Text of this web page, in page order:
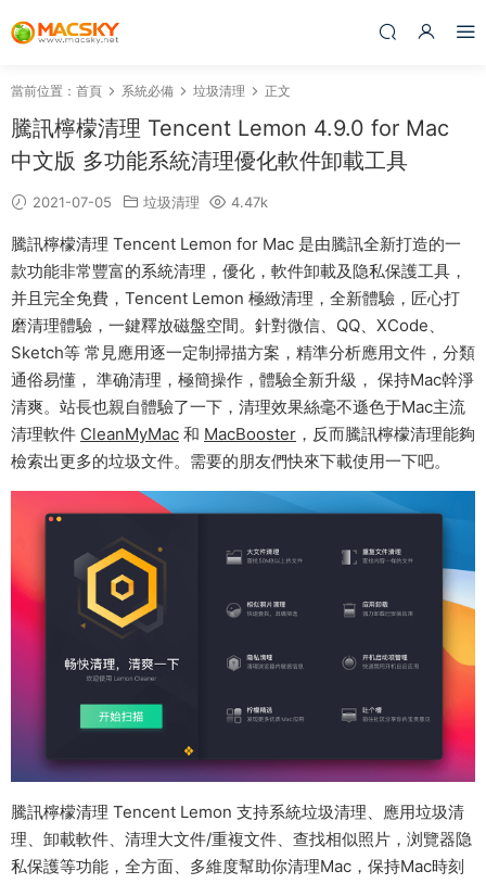
當前位置： 首頁 系統必備 垃圾清理 正文
騰訊檸檬清理 Tencent Lemon 4.9.0 for Mac
中文版 多功能系統清理優化軟件卸載工具
2021-07-05 垃圾清理 4.47k
騰訊檸檬清理 Tencent Lemon for Mac 是由騰訊全新打造的一
款功能非常豐富的系統清理，優化，軟件卸載及隐私保護工具，
并且完全免費，Tencent Lemon 極緻清理，全新體驗，匠心打
磨清理體驗，一鍵釋放磁盤空間。針對微信、QQ、XCode、
Sketch等 常見應用逐一定制掃描方案，精準分析應用文件，分類
通俗易懂， 準确清理，極簡操作，體驗全新升級， 保持Mac幹淨
清爽。站長也親自體驗了一下，清理效果絲毫不遜色于Mac主流
清理軟件 CleanMyMac 和 MacBooster ，反而騰訊檸檬清理能夠
檢索出更多的垃圾文件。需要的朋友們快來下載使用一下吧。
騰訊檸檬清理 Tencent Lemon 支持系統垃圾清理、應用垃圾清
理、卸載軟件、清理大文件/重複文件、查找相似照片，浏覽器隐
私保護等功能，全方面、多維度幫助你清理Mac，保持Mac時刻